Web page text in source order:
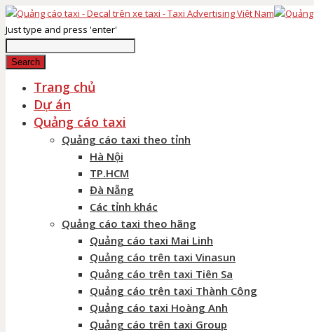
Just type and press 'enter'
Search
Trang chủ
Dự án
Quảng cáo taxi
Quảng cáo taxi theo tỉnh
Hà Nội
TP.HCM
Đà Nẵng
Các tỉnh khác
Quảng cáo taxi theo hãng
Quảng cáo taxi Mai Linh
Quảng cáo trên taxi Vinasun
Quảng cáo trên taxi Tiên Sa
Quảng cáo trên taxi Thành Công
Quảng cáo taxi Hoàng Anh
Quảng cáo trên taxi Group